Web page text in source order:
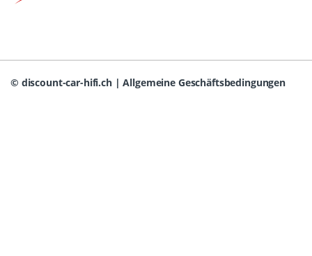
© discount-car-hifi.ch|Allgemeine Geschäftsbedingungen